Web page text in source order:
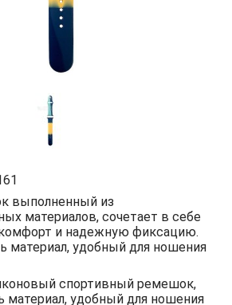
выполненный из
материалов, сочетает в себе
и надежную фиксацию.
материал, удобный для ношения
спортивный ремешок,
материал, удобный для ношения